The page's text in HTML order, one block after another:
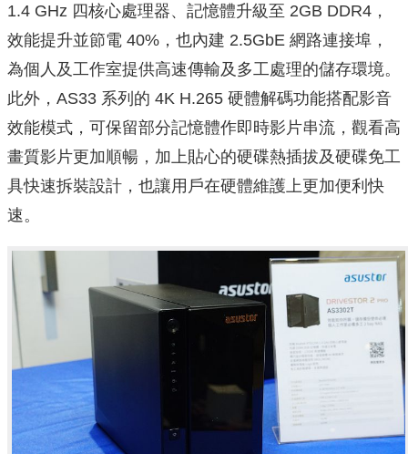
1.4 GHz 四核心處理器、記憶體升級至 2GB DDR4，
效能提升並節電 40%，也內建 2.5GbE 網路連接埠，
為個人及工作室提供高速傳輸及多工處理的儲存環境。
此外，AS33 系列的 4K H.265 硬體解碼功能搭配影音
效能模式，可保留部分記憶體作即時影片串流，觀看高
畫質影片更加順暢，加上貼心的硬碟熱插拔及硬碟免工
具快速拆裝設計，也讓用戶在硬體維護上更加便利快
速。